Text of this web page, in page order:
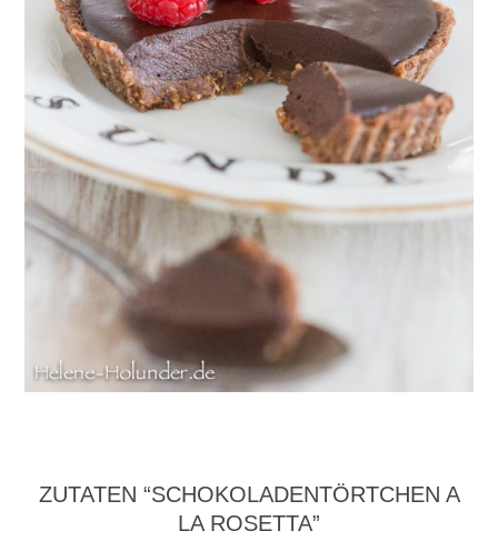
ZUTATEN “SCHOKOLADENTÖRTCHEN A
LA ROSETTA”